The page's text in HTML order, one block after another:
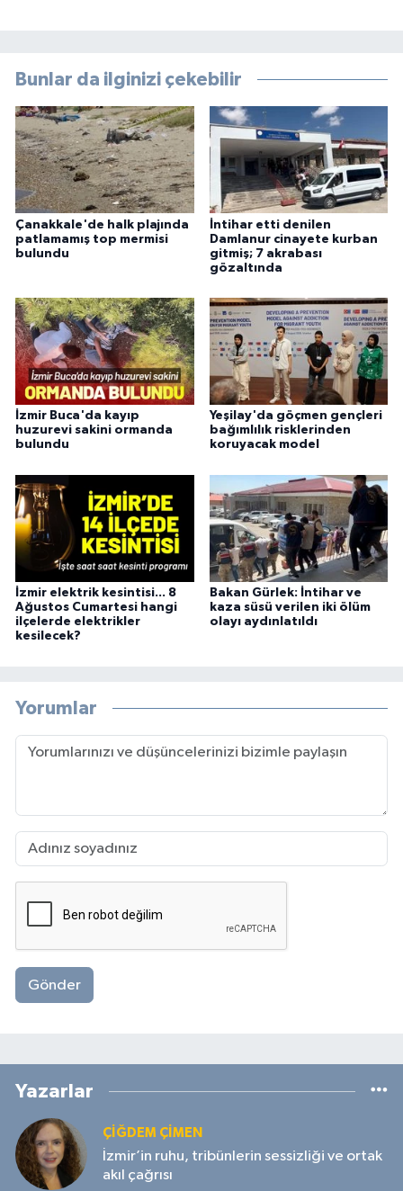
Bunlar da ilginizi çekebilir
Çanakkale'de halk plajında
patlamamış top mermisi
bulundu
İntihar etti denilen
Damlanur cinayete kurban
gitmiş; 7 akrabası
gözaltında
İzmir Buca'da kayıp
huzurevi sakini ormanda
bulundu
Yeşilay'da göçmen gençleri
bağımlılık risklerinden
koruyacak model
İzmir elektrik kesintisi... 8
Ağustos Cumartesi hangi
ilçelerde elektrikler
kesilecek?
Bakan Gürlek: İntihar ve
kaza süsü verilen iki ölüm
olayı aydınlatıldı
Yorumlar
Gönder
Yazarlar
ÇIĞDEM ÇIMEN
İzmir’in ruhu, tribünlerin sessizliği ve ortak
akıl çağrısı